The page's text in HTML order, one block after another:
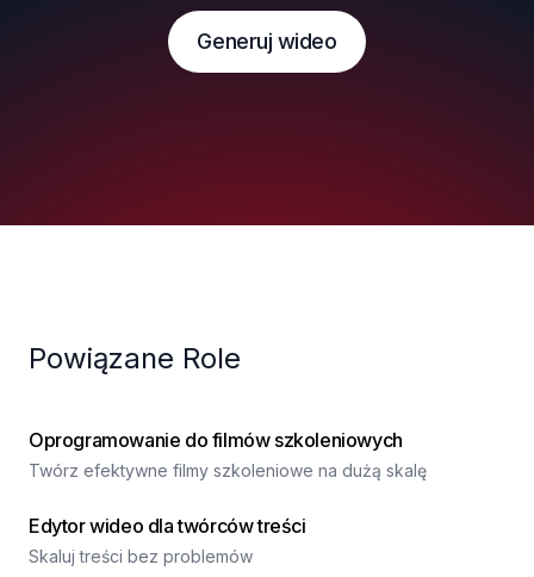
Generuj wideo
Powiązane Role
Oprogramowanie do filmów szkoleniowych
Twórz efektywne filmy szkoleniowe na dużą skalę
Edytor wideo dla twórców treści
Skaluj treści bez problemów